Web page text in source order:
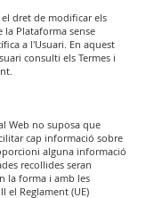
el dret de modificar els
la Plataforma sense
a l'Usuari. En aquest
consulti els Termes i
Web no suposa que
cap informació sobre
alguna informació
recollides seran
la forma i amb les
el Reglament (UE)